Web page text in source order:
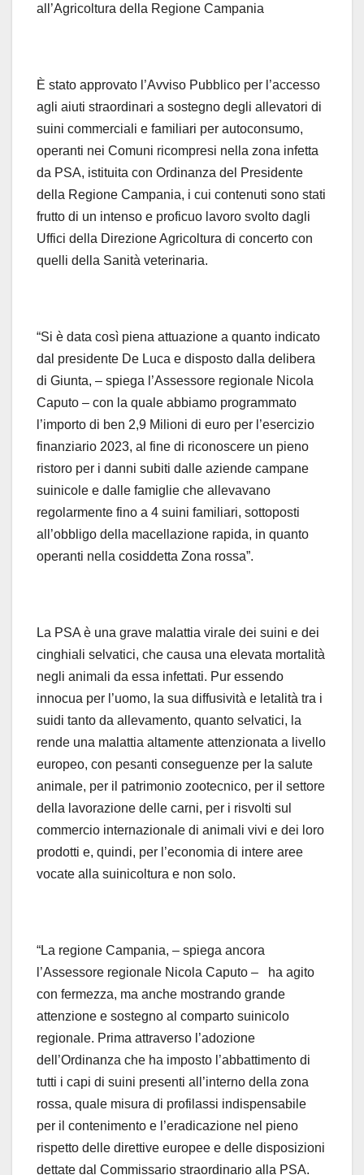
all’Agricoltura della Regione Campania
È stato approvato l’Avviso Pubblico per l’accesso
agli aiuti straordinari a sostegno degli allevatori di
suini commerciali e familiari per autoconsumo,
operanti nei Comuni ricompresi nella zona infetta
da PSA, istituita con Ordinanza del Presidente
della Regione Campania, i cui contenuti sono stati
frutto di un intenso e proficuo lavoro svolto dagli
Uffici della Direzione Agricoltura di concerto con
quelli della Sanità veterinaria.
“Si è data così piena attuazione a quanto indicato
dal presidente De Luca e disposto dalla delibera
di Giunta, – spiega l’Assessore regionale Nicola
Caputo – con la quale abbiamo programmato
l’importo di ben 2,9 Milioni di euro per l’esercizio
finanziario 2023, al fine di riconoscere un pieno
ristoro per i danni subiti dalle aziende campane
suinicole e dalle famiglie che allevavano
regolarmente fino a 4 suini familiari, sottoposti
all’obbligo della macellazione rapida, in quanto
operanti nella cosiddetta Zona rossa”.
La PSA è una grave malattia virale dei suini e dei
cinghiali selvatici, che causa una elevata mortalità
negli animali da essa infettati. Pur essendo
innocua per l’uomo, la sua diffusività e letalità tra i
suidi tanto da allevamento, quanto selvatici, la
rende una malattia altamente attenzionata a livello
europeo, con pesanti conseguenze per la salute
animale, per il patrimonio zootecnico, per il settore
della lavorazione delle carni, per i risvolti sul
commercio internazionale di animali vivi e dei loro
prodotti e, quindi, per l’economia di intere aree
vocate alla suinicoltura e non solo.
“La regione Campania, – spiega ancora
l’Assessore regionale Nicola Caputo – ha agito
con fermezza, ma anche mostrando grande
attenzione e sostegno al comparto suinicolo
regionale. Prima attraverso l’adozione
dell’Ordinanza che ha imposto l’abbattimento di
tutti i capi di suini presenti all’interno della zona
rossa, quale misura di profilassi indispensabile
per il contenimento e l’eradicazione nel pieno
rispetto delle direttive europee e delle disposizioni
dettate dal Commissario straordinario alla PSA.